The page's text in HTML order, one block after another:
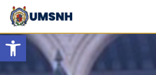
Open toolbar
Skip
content